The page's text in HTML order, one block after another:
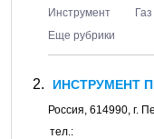
Инструмент
Еще рубрики
ИНСТРУМЕНТ
Россия, 614990, г.
тел.: